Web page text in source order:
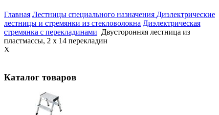
Главная Лестницы специального назначения Диэлектрические
лестницы и стремянки из стекловолокна Диэлектрическая
стремянка с перекладинами Двусторонняя лестница из
пластмассы, 2 х 14 перекладин
X
Каталог товаров